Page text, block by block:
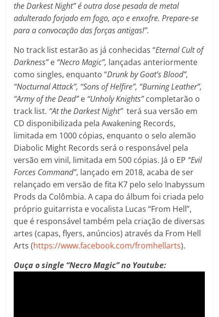
the Darkest Night” é outra dose pesada de metal
adulterado forjado em fogo, aço e enxofre. Prepare-se
para a convocação das forças antigas!”.
No track list estarão as já conhecidas “Eternal Cult of
Darkness”e “Necro Magic”, lançadas anteriormente
como singles, enquanto “Drunk by Goat’s Blood”,
“Nocturnal Attack”, “Sons of Helfire”, “Burning Leather”,
“Army of the Dead”e “Unholy Knights”completarão o
track list. “At the Darkest Night”terá sua versão em
CD disponibilizada pela Awakening Records,
limitada em 1000 cópias, enquanto o selo alemão
Diabolic Might Records será o responsável pela
versão em vinil, limitada em 500 cópias. Já o EP “Evil
Forces Command”, lançado em 2018, acaba de ser
relançado em versão de fita K7 pelo selo Inabyssum
Prods da Colômbia. A capa do álbum foi criada pelo
próprio guitarrista e vocalista Lucas “From Hell”,
que é responsável também pela criação de diversas
artes (capas, flyers, anúncios) através da From Hell
Arts (https://www.facebook.com/fromhellarts).
Ouça o single “Necro Magic” no Youtube: